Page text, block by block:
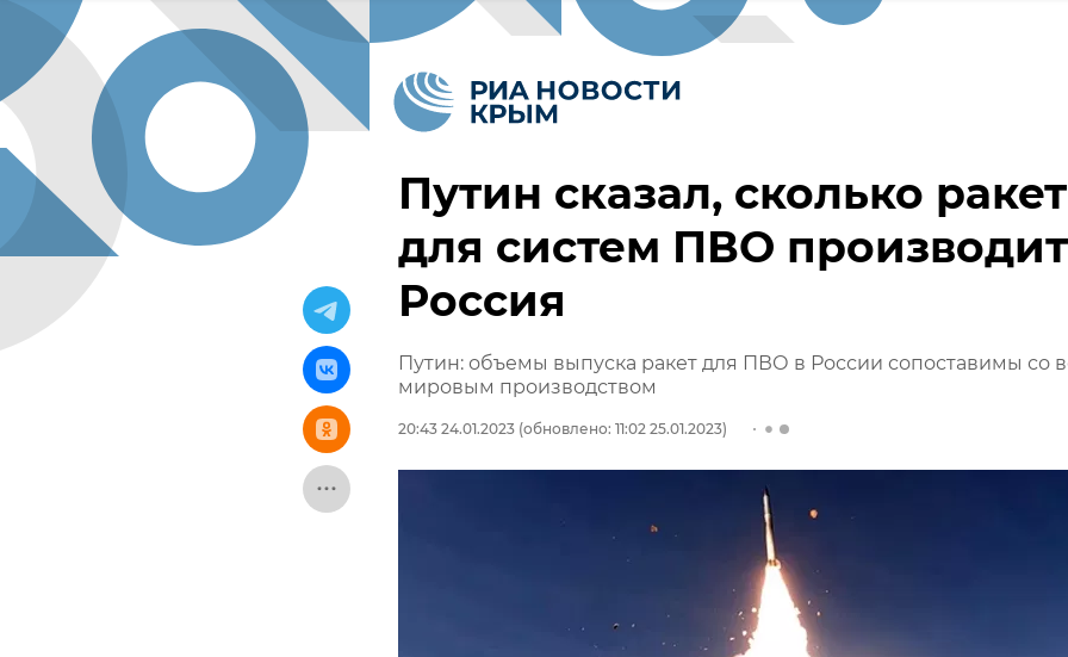
Путин сказал, сколько ракет
для систем ПВО производит
Россия
Путин: объемы выпуска ракет для ПВО в России сопоставимы со
мировым производством
20:43 24.01.2023 (обновлено: 11:02 25.01.2023)